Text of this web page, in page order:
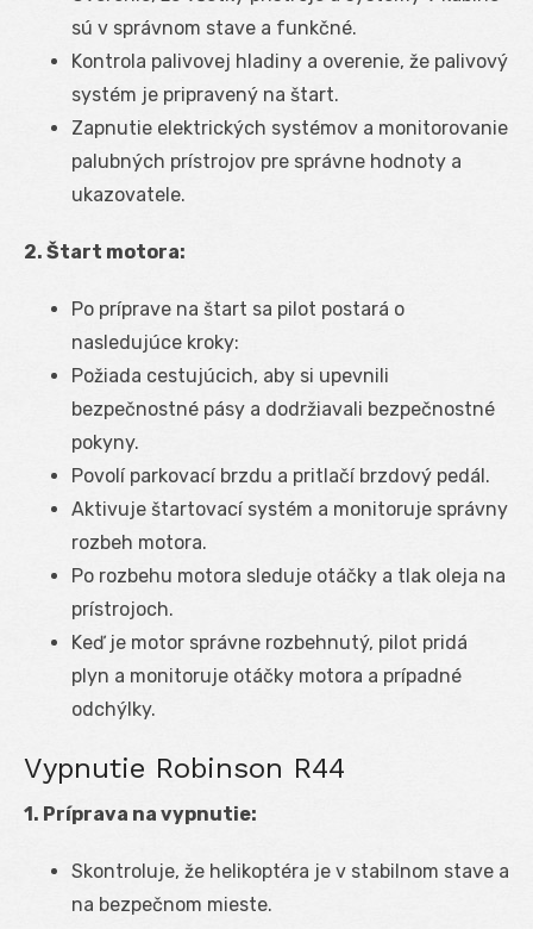
sú v správnom stave a funkčné.
Kontrola palivovej hladiny a overenie, že palivový
systém je pripravený na štart.
Zapnutie elektrických systémov a monitorovanie
palubných prístrojov pre správne hodnoty a
ukazovatele.
2. Štart motora:
Po príprave na štart sa pilot postará o
nasledujúce kroky:
Požiada cestujúcich, aby si upevnili
bezpečnostné pásy a dodržiavali bezpečnostné
pokyny.
Povolí parkovací brzdu a pritlačí brzdový pedál.
Aktivuje štartovací systém a monitoruje správny
rozbeh motora.
Po rozbehu motora sleduje otáčky a tlak oleja na
prístrojoch.
Keď je motor správne rozbehnutý, pilot pridá
plyn a monitoruje otáčky motora a prípadné
odchýlky.
Vypnutie Robinson R44
1. Príprava na vypnutie:
Skontroluje, že helikoptéra je v stabilnom stave a
na bezpečnom mieste.